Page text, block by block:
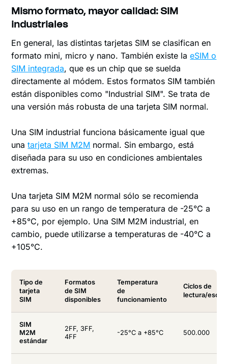
Mismo formato, mayor calidad: SIM
industriales
En general, las distintas tarjetas SIM se clasifican en
formato mini, micro y nano. También existe laeSIM o
SIM integrada, que es un chip que se suelda
directamente al módem. Estos formatos SIM también
están disponibles como "Industrial SIM". Se trata de
una versión más robusta de una tarjeta SIM normal.
Una SIM industrial funciona básicamente igual que
unatarjeta SIM M2M normal. Sin embargo, está
diseñada para su uso en condiciones ambientales
extremas.
Una tarjeta SIM M2M normal sólo se recomienda
para su uso en un rango de temperatura de -25°C a
+85°C, por ejemplo. Una SIM M2M industrial, en
cambio, puede utilizarse a temperaturas de -40°C a
+105°C.
Tipo de
tarjeta
SIM
Formatos
de SIM
disponibles
Temperatura
de
funcionamiento
Ciclos de
lectura/
SIM
M2M
estándar
2FF, 3FF,
4FF
-25°C a +85°C 500.000